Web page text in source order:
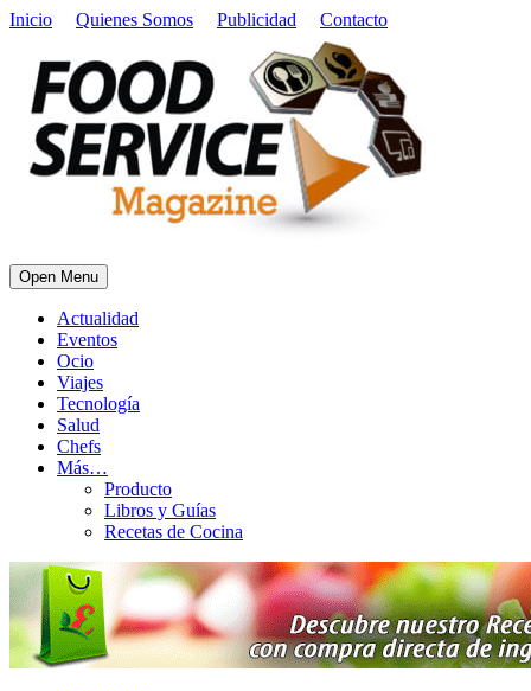
Inicio Quienes Somos Publicidad Contacto
Open Menu
Actualidad
Eventos
Ocio
Viajes
Tecnología
Salud
Chefs
Más…
Producto
Libros y Guías
Recetas de Cocina